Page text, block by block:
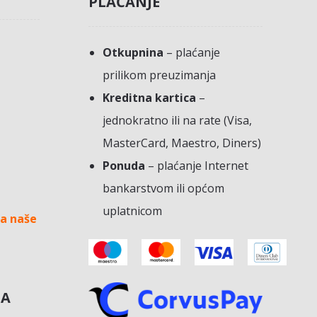
naše
Otkupnina – plaćanje
prilikom preuzimanja
Kreditna kartica –
jednokratno ili na rate (Visa,
MasterCard, Maestro, Diners)
Ponuda – plaćanje Internet
bankarstvom ili općom
uplatnicom